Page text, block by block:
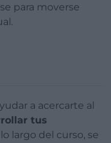
para moverse
a acercarte al
tus
lo largo del curso, se